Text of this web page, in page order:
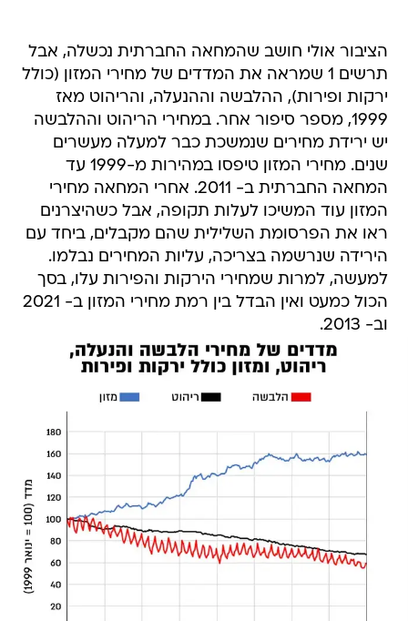
הציבור אולי חושב שהמחאה החברתית נכשלה, אבל
תרשים 1 שמראה את המדדים של מחירי המזון (כולל
ירקות ופירות), ההלבשה וההנעלה, והריהוט מאז
1999, מספר סיפור אחר. במחירי הריהוט וההלבשה
יש ירידת מחירים שנמשכת כבר למעלה מעשרים
שנים. מחירי המזון טיפסו במהירות מ-1999 עד
המחאה החברתית ב- 2011. אחרי המחאה מחירי
המזון עוד המשיכו לעלות תקופה, אבל כשהיצרנים
ראו את הפרסומת השלילית שהם מקבלים, ביחד עם
הירידה שנרשמה בצריכה, עליות המחירים נבלמו.
למעשה, למרות שמחירי הירקות והפירות עלו, בסך
הכול כמעט ואין הבדל בין רמת מחירי המזון ב- 2021
וב- 2013.